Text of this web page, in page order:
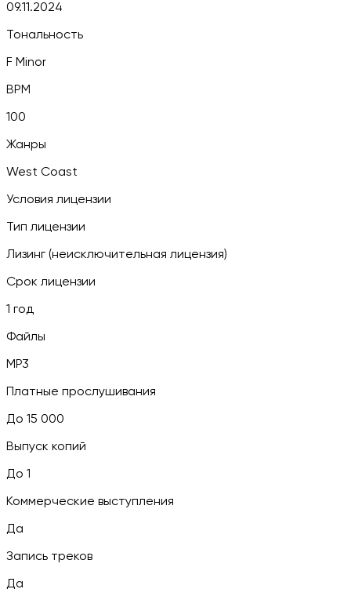
09.11.2024
Тональность
F Minor
BPM
100
Жанры
West Coast
Условия лицензии
Тип лицензии
Лизинг (неисключительная лицензия)
Срок лицензии
1 год
Файлы
MP3
Платные прослушивания
До 15 000
Выпуск копий
До 1
Коммерческие выступления
Да
Запись треков
Да